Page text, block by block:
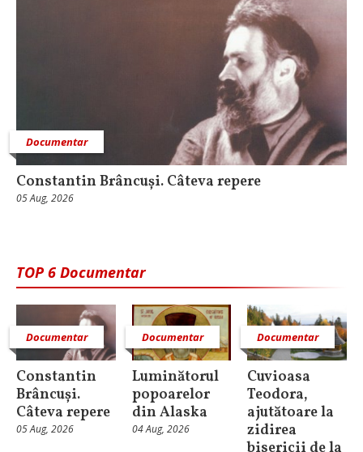
Documentar
Constantin Brâncuși. Câteva repere
05 Aug, 2026
TOP 6 Documentar
Documentar
Constantin
Brâncuși.
Câteva repere
05 Aug, 2026
Documentar
Luminătorul
popoarelor
din Alaska
04 Aug, 2026
Documentar
Cuvioasa
Teodora,
ajutătoare la
zidirea